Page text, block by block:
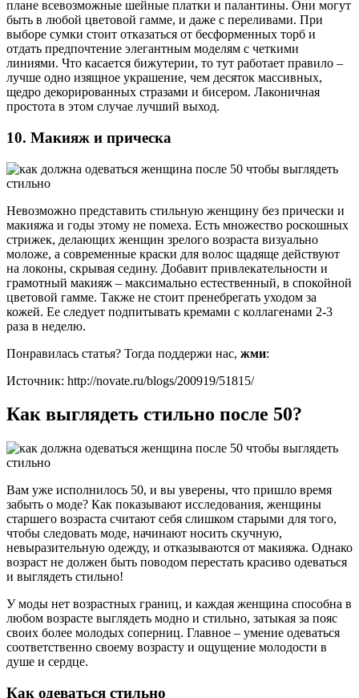
плане всевозможные шейные платки и палантины. Они могут
быть в любой цветовой гамме, и даже с переливами. При
выборе сумки стоит отказаться от бесформенных торб и
отдать предпочтение элегантным моделям с четкими
линиями. Что касается бижутерии, то тут работает правило –
лучше одно изящное украшение, чем десяток массивных,
щедро декорированных стразами и бисером. Лаконичная
простота в этом случае лучший выход.
10. Макияж и прическа
Невозможно представить стильную женщину без прически и
макияжа и годы этому не помеха. Есть множество роскошных
стрижек, делающих женщин зрелого возраста визуально
моложе, а современные краски для волос щадяще действуют
на локоны, скрывая седину. Добавит привлекательности и
грамотный макияж – максимально естественный, в спокойной
цветовой гамме. Также не стоит пренебрегать уходом за
кожей. Ее следует подпитывать кремами с коллагенами 2-3
раза в неделю.
Понравилась статья? Тогда поддержи нас, жми:
Источник: http://novate.ru/blogs/200919/51815/
Как выглядеть стильно после 50?
Вам уже исполнилось 50, и вы уверены, что пришло время
забыть о моде? Как показывают исследования, женщины
старшего возраста считают себя слишком старыми для того,
чтобы следовать моде, начинают носить скучную,
невыразительную одежду, и отказываются от макияжа. Однако
возраст не должен быть поводом перестать красиво одеваться
и выглядеть стильно!
У моды нет возрастных границ, и каждая женщина способна в
любом возрасте выглядеть модно и стильно, затыкая за пояс
своих более молодых соперниц. Главное – умение одеваться
соответственно своему возрасту и ощущение молодости в
душе и сердце.
Как одеваться стильно